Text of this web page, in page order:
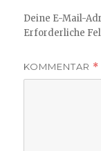
Deine E-Mail-
Erforderliche
KOMMENTAR *